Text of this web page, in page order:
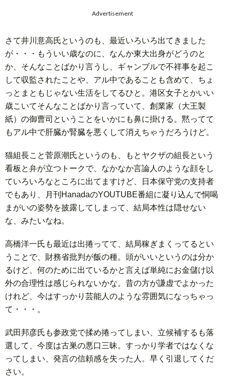
Advertisement
さて井川意高氏というのも、最近いろいろ出てきました
が・・・もういい歳なのに、なんか東大出身がどうのと
か、そんなことばかり言うし、ギャンブルで不祥事を起こ
して収監されたことや、アル中であることも含めて、ちょ
っとまともじゃない生活をしてるひと。港区女子とかいい
歳こいてそんなことばかり言っていて、創業家（大王製
紙）の御曹司ということをいかにも鼻に掛ける。黙ってて
もアル中で肝臓か腎臓を悪くして消えちゃうだろうけど。
猫組長こと菅原潮氏というのも、もとヤクザの組長という
看板と弁が立つトークで、なかなか言論人のような顔をし
ていろいろなところに出てますけど、日本保守党の支持者
でもあり、月刊HanadaのYOUTUBE番組に凝り込んで恫喝
まがいの姿勢を披露してしまって、結局本性は隠せない
な、みたいなね。
高橋洋一氏も最近は出捲ってて、結局稼ぎまくってるとい
うことで、財務省批判が飯の種。頭がいいというのは分か
るけど、何のために出ているかと言えば単純にお金儲け以
外の合理性は感じられないかな。昔の方が謙虚でよかった
けれど、今はすっかり芸能人のような雰囲気になっちゃっ
て・・・。
武田邦彦氏も参政党で揉め捲ってしまい、立候補するも落
選して、今度は古巣の悪口三昧。すっかり学者ではなくな
ってしまい、発言の信頼感を失った人。早く引退してくだ
さい。